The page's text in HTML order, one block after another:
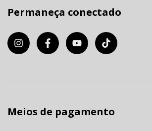
Permaneça conectado
Meios de pagamento